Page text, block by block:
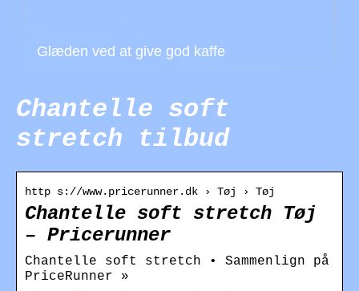
Glæden ved at give god kaffe
Chantelle soft
stretch tilbud
http s://www.pricerunner.dk › Tøj › Tøj
Chantelle soft stretch Tøj
– Pricerunner
Chantelle soft stretch • Sammenlign på
PriceRunner »